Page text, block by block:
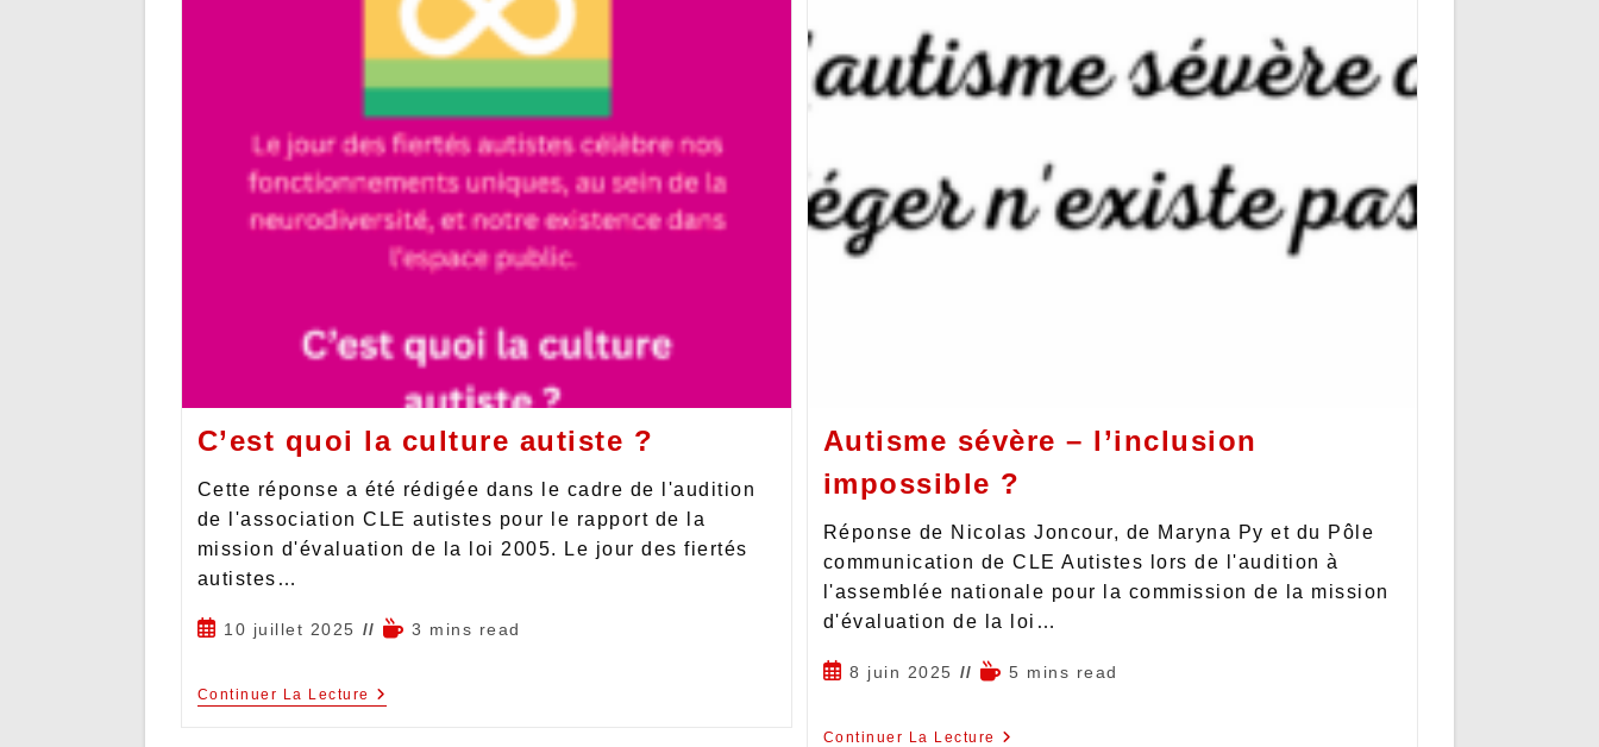
C’est quoi la culture autiste ?
Cette réponse a été rédigée dans le cadre de l'audition
de l'association CLE autistes pour le rapport de la
mission d'évaluation de la loi 2005. Le jour des fiertés
autistes…
10 juillet 2025 3 mins read
Continuer La Lecture
Autisme sévère – l’inclusion
impossible ?
Réponse de Nicolas Joncour, de Maryna Py et du Pôle
communication de CLE Autistes lors de l'audition à
l'assemblée nationale pour la commission de la mission
d'évaluation de la loi…
8 juin 2025 5 mins read
Continuer La Lecture